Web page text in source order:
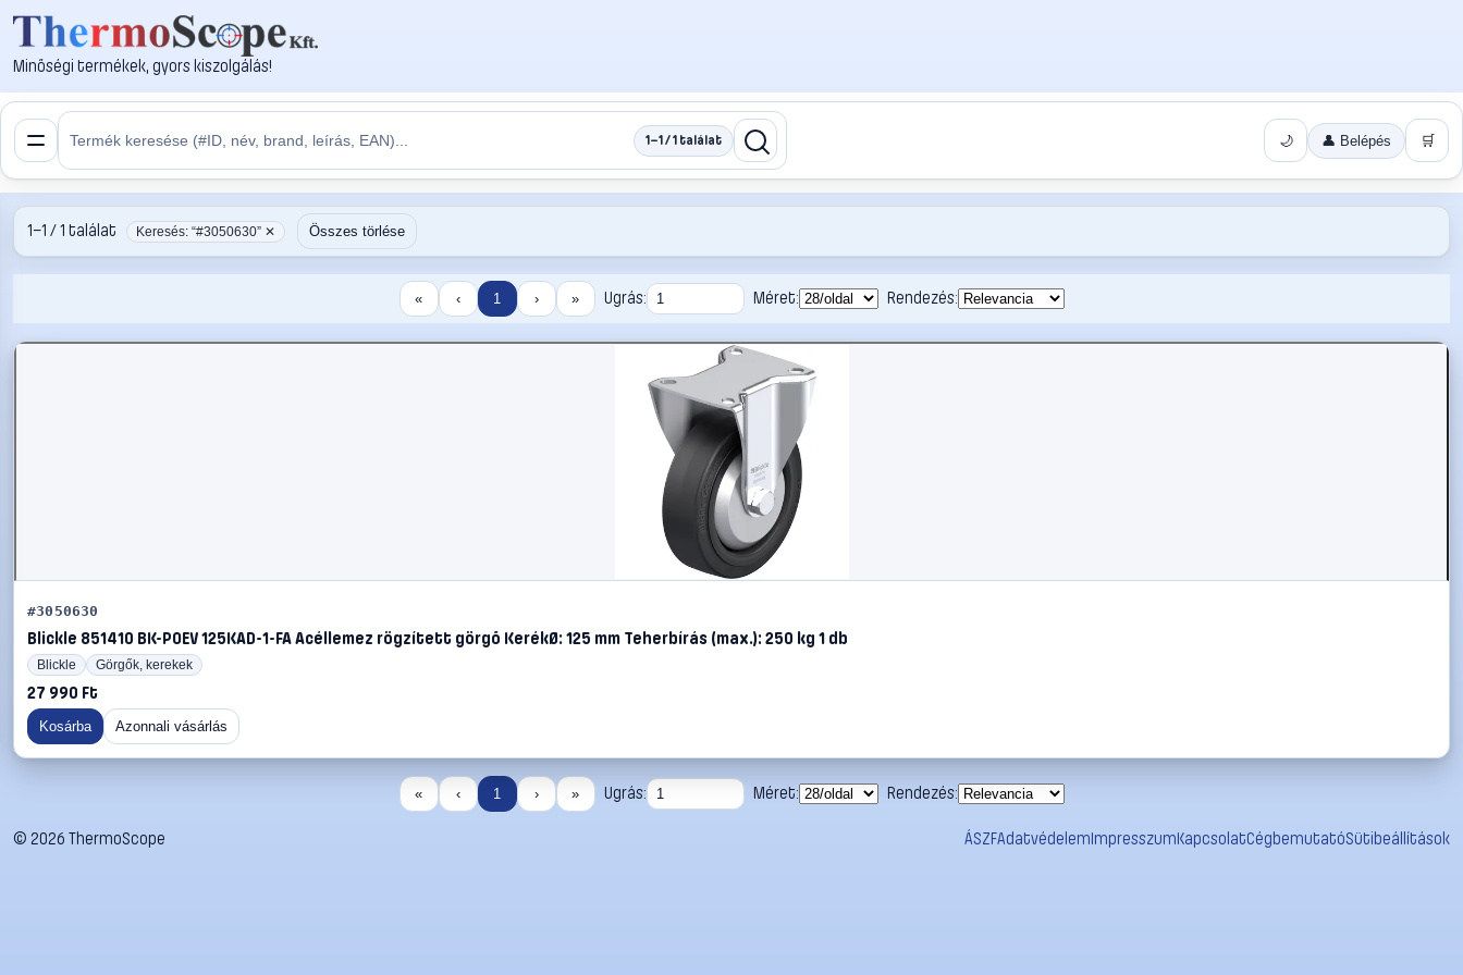
Minőségi termékek, gyors kiszolgálás!
1–1 / 1 találat 🌙 👤 Belépés 🛒
1–1 / 1 találat Keresés: “#3050630” ✕ Összes törlése
« ‹ 1 › » Ugrás: Méret: Rendezés:
#3050630
Blickle 851410 BK-POEV 125KAD-1-FA Acéllemez rögzített görgő KerékØ: 125 mm Teherbírás (max.): 250 kg 1 db
Blickle Görgők, kerekek
27 990 Ft
Kosárba Azonnali vásárlás
« ‹ 1 › » Ugrás: Méret: Rendezés:
© 2026 ThermoScope ÁSZFAdatvédelemImpresszumKapcsolatCégbemutatóSütibeállítások